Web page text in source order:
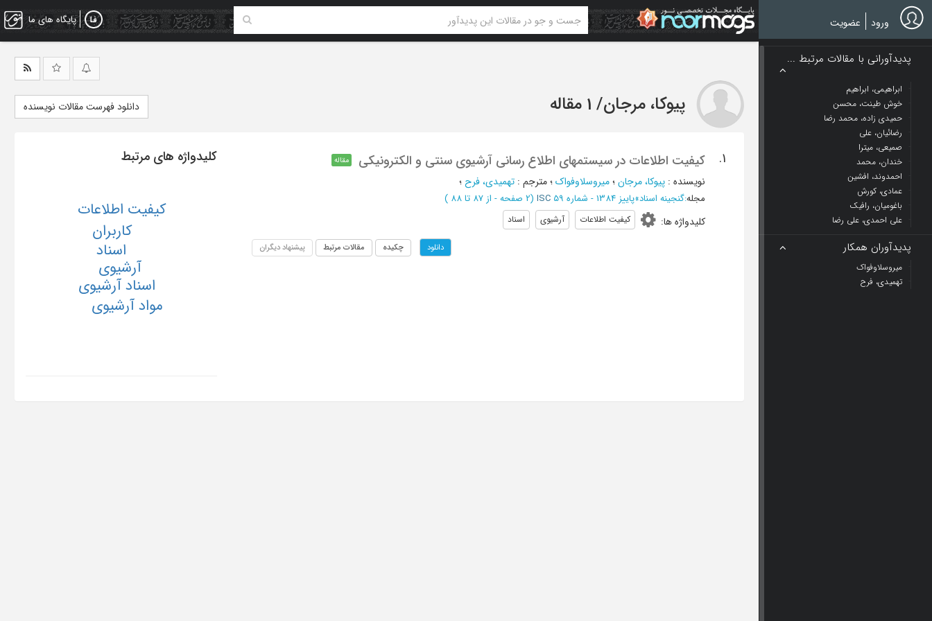
Skip
to
main
پایگاه های ما ورود عضویت
پدیدآورانی با مقالات مرتبط ...
ابراهیمی، ابراهیم
خوش طینت، محسن
حمیدی زاده، محمد رضا
رضائیان، علی
صمیعی، میترا
خندان، محمد
احمدوند، افشین
عمادی، کورش
باغومیان، رافیک
علی احمدی، علی رضا
پدیدآوران همکار
میروسلاوفواک
تهمیدی، فرح
پیوکا، مرجان/ 1 مقاله دانلود فهرست مقالات نویسنده
1. کیفیت اطلاعات در سیستمهای اطلاع رسانی آرشیوی سنتی و الکترونیکی مقاله
نویسنده : پیوکا، مرجان؛میروسلاوفواک؛مترجم : تهمیدی، فرح؛
مجله:گنجینه اسناد»پاييز 1384 - شماره 59 ISC (‎2 صفحه - از 87 تا 88 )
کلیدواژه ها: کیفیت اطلاعات آرشیوی اسناد
دانلود چکیده مقالات مرتبط پیشنهاد دیگران
کلیدواژه های مرتبط
آرشیوی
اسناد
اسناد آرشیوی
مواد آرشیوی
کاربران
کیفیت اطلاعات